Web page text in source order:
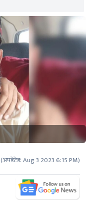
(अपडेटेड:Aug 3 2023 6:15 PM)